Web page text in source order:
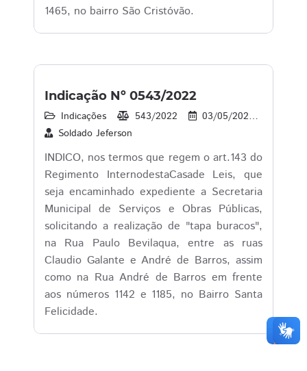
1465, no bairro São Cristóvão.
Indicação Nº 0543/2022
Indicações 543/2022 03/05/2022
Soldado Jeferson
INDICO, nos termos que regem o art.143 do
Regimento InternodestaCasade Leis, que
seja encaminhado expediente a Secretaria
Municipal de Serviços e Obras Públicas,
solicitando a realização de "tapa buracos",
na Rua Paulo Bevilaqua, entre as ruas
Claudio Galante e André de Barros, assim
como na Rua André de Barros em frente
aos números 1142 e 1185, no Bairro Santa
Felicidade.